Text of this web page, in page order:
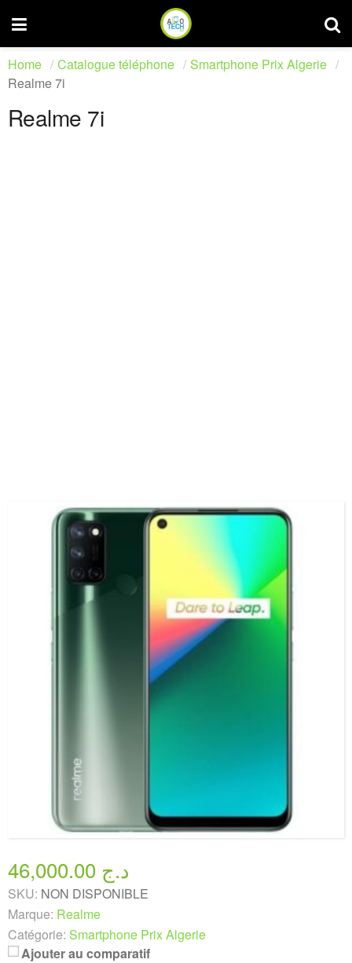
Home Catalogue téléphone
Smartphone Prix Algerie
Realme 7i
Realme 7i
46,000.00 د.ج
SKU: NON DISPONIBLE
Marque: Realme
Catégorie: Smartphone Prix Algerie
Ajouter au comparatif